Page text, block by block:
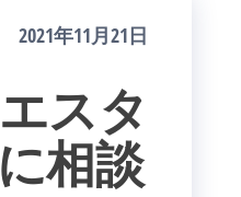
2021年11月21日
スタ
相談